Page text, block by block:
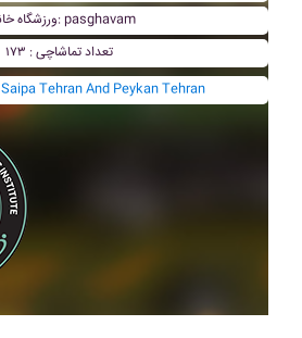
ورزشگاه خانگی: pasghavam
تعداد تماشاچی : ۱۷۳
بازی های گذشته Saipa Tehran And Peykan Tehran